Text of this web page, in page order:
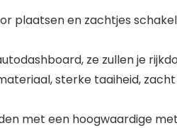
plaatsen en zachtjes
ze zullen je
sterke taaiheid,
met een hoogwaardige